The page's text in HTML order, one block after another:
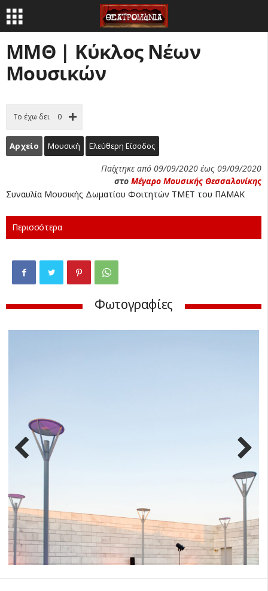
ΜΜΘ | Κύκλος Νέων
Μουσικών
Το έχω δει 0
Αρχείο Μουσική Ελεύθερη Είσοδος
Παίχτηκε από 09/09/2020 έως 09/09/2020
στο Μέγαρο Μουσικής Θεσσαλονίκης
Συναυλία Μουσικής Δωματίου Φοιτητών ΤΜΕΤ του ΠΑΜΑΚ
Περισσότερα
Φωτογραφίες
Next